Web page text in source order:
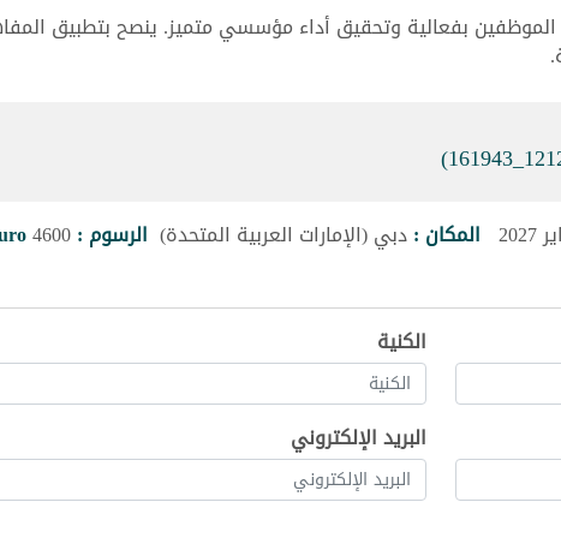
الموظفين بفعالية وتحقيق أداء مؤسسي متميز. ينصح بتطبيق
المكان :دبي (الإمارات العربية المتحدة) الرسوم :4600
الكنية
البريد الإلكتروني